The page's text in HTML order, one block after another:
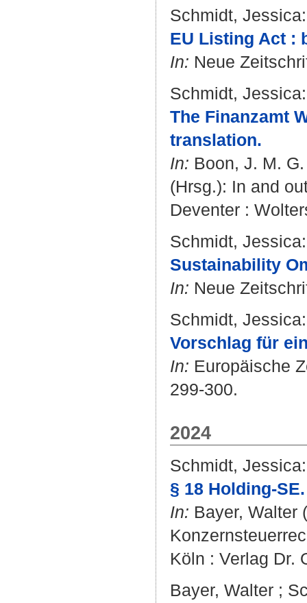
Schmidt, Jessica:
EU Listing Act :
In: Neue
Schmidt, Jessica:
The Finanzamt
translation.
In: Boon, J. M.
(Hrsg.): In and
Deventer :
Schmidt, Jessica:
Sustainability
In: Neue
Schmidt, Jessica:
Vorschlag für
In: Europäische
299-300.
2024
Schmidt, Jessica:
§ 18 Holding-SE.
In: Bayer, Walter
Köln : Verlag Dr.
Bayer, Walter ;